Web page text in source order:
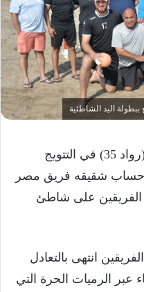
نجح فريق شركة “بوتاجاسكو” (رواد 35) في التتويج
حساب شقيقه فريق مصر
الفريقين على شاطئ
انتهى بالتعادل
عبر الرميات الحرة التي